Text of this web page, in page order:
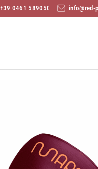
+39 0461 589050 info@red-